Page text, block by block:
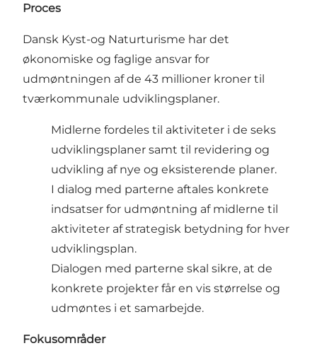
Proces
Dansk Kyst-og Naturturisme har det
økonomiske og faglige ansvar for
udmøntningen af de 43 millioner kroner til
tværkommunale udviklingsplaner.
Midlerne fordeles til aktiviteter i de seks
udviklingsplaner samt til revidering og
udvikling af nye og eksisterende planer.
I dialog med parterne aftales konkrete
indsatser for udmøntning af midlerne til
aktiviteter af strategisk betydning for hver
udviklingsplan.
Dialogen med parterne skal sikre, at de
konkrete projekter får en vis størrelse og
udmøntes i et samarbejde.
Fokusområder